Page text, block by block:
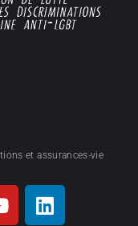
et assurances-vie